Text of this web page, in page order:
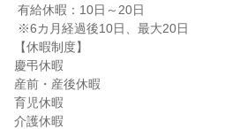
【休暇制度】
慶弔休暇
産前・産後休暇
育児休暇
介護休暇